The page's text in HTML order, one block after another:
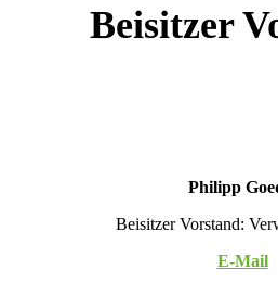
Beisitzer
Philipp
Beisitzer Vorstand:
E-Mail